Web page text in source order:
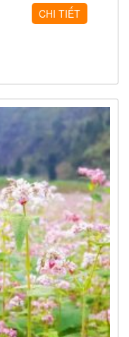
CHI TIẾT